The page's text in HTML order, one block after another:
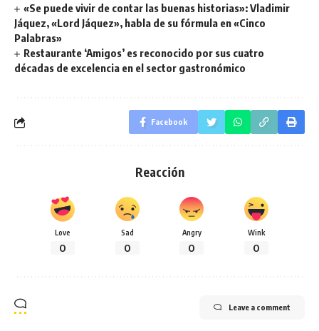
«Se puede vivir de contar las buenas historias»: Vladimir
Jáquez, «Lord Jáquez», habla de su fórmula en «Cinco
Palabras»
Restaurante ‘Amigos’ es reconocido por sus cuatro
décadas de excelencia en el sector gastronómico
Facebook
Reacción
Love
0
Sad
0
Angry
0
Wink
0
Leave a comment